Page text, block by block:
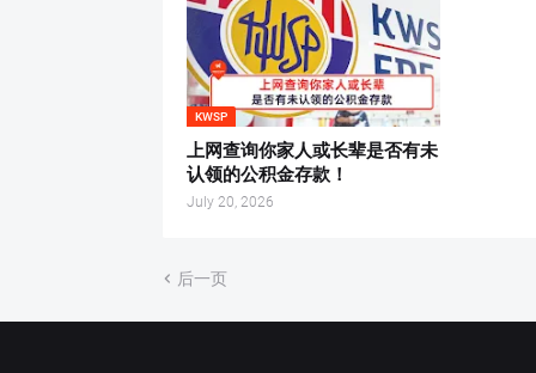
KWSP
上网查询你家人或长辈是否有未
认领的公积金存款！
July 20, 2026
后一页